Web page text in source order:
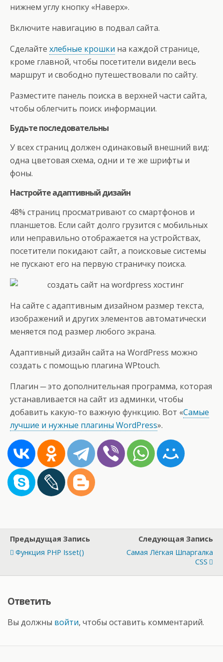
нижнем углу кнопку «Наверх».
Включите навигацию в подвал сайта.
Сделайте хлебные крошки на каждой странице,
кроме главной, чтобы посетители видели весь
маршрут и свободно путешествовали по сайту.
Разместите панель поиска в верхней части сайта,
чтобы облегчить поиск информации.
Будьте последовательны
У всех страниц должен одинаковый внешний вид:
одна цветовая схема, одни и те же шрифты и
фоны.
Настройте адаптивный дизайн
48% страниц просматривают со смартфонов и
планшетов. Если сайт долго грузится с мобильных
или неправильно отображается на устройствах,
посетители покидают сайт, а поисковые системы
не пускают его на первую страничку поиска.
На сайте с адаптивным дизайном размер текста,
изображений и других элементов автоматически
меняется под размер любого экрана.
Адаптивный дизайн сайта на WordPress можно
создать с помощью плагина WPtouch.
Плагин ─ это дополнительная программа, которая
устанавливается на сайт из админки, чтобы
добавить какую-то важную функцию. Вот «Самые
лучшие и нужные плагины WordPress».
Предыдущая Запись
Функция PHP Isset()
Следующая Запись
Самая Лёгкая Шпаргалка
CSS
Ответить
Вы должны войти, чтобы оставить комментарий.